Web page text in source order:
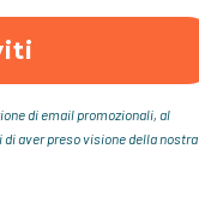
di email promozionali, al
aver preso visione della nostra